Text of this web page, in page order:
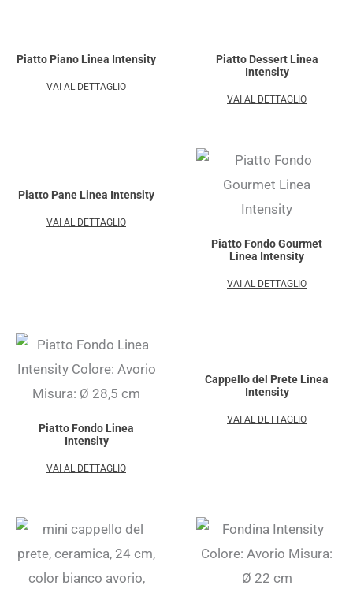
Piatto Piano Linea Intensity
VAI AL DETTAGLIO
Piatto Dessert Linea
Intensity
VAI AL DETTAGLIO
Piatto Pane Linea Intensity
VAI AL DETTAGLIO
Piatto Fondo Gourmet
Linea Intensity
VAI AL DETTAGLIO
Piatto Fondo Linea
Intensity
VAI AL DETTAGLIO
Cappello del Prete Linea
Intensity
VAI AL DETTAGLIO